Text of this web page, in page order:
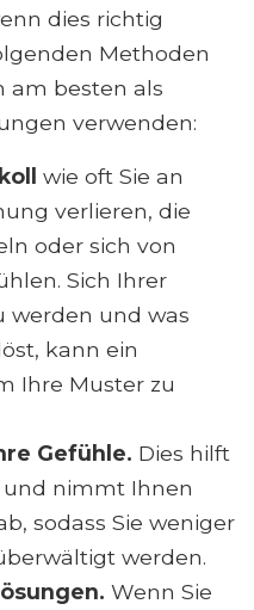
dies richtig
Methoden
am besten als
verwenden:
wie oft Sie an
verlieren, die
oder sich von
Sich Ihrer
werden und was
kann ein
Ihre Muster zu
Gefühle. Dies hilft
und nimmt Ihnen
sodass Sie weniger
werden.
Wenn Sie